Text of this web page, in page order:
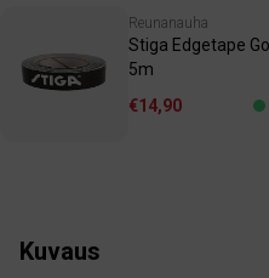
Reunanauha
Stiga Edgetape
5m
€14,90
Kuvaus